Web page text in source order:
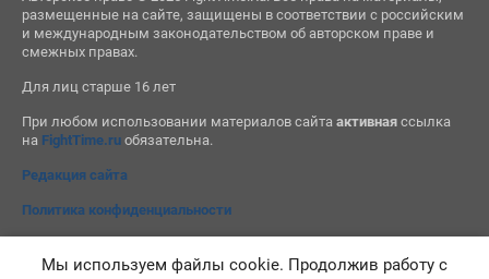
размещенные на сайте, защищены в соответствии с российским
и международным законодательством об авторском праве и
смежных правах.
Для лиц старше 16 лет
При любом использовании материалов сайта активнаяссылка
на FightTime.ruобязательна.
Редакция сайта
Политика конфиденциальности
Мы используем файлы cookie. Продолжив работу с